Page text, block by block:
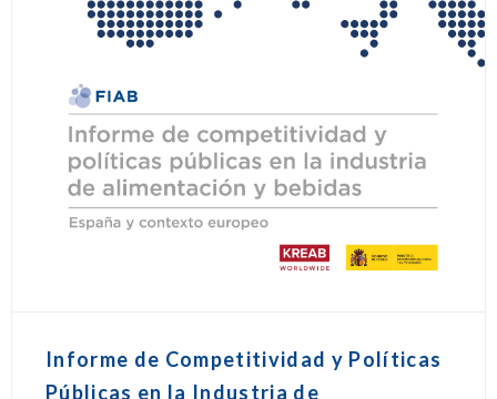
Informe de Competitividad y Políticas
Públicas en la Industria de